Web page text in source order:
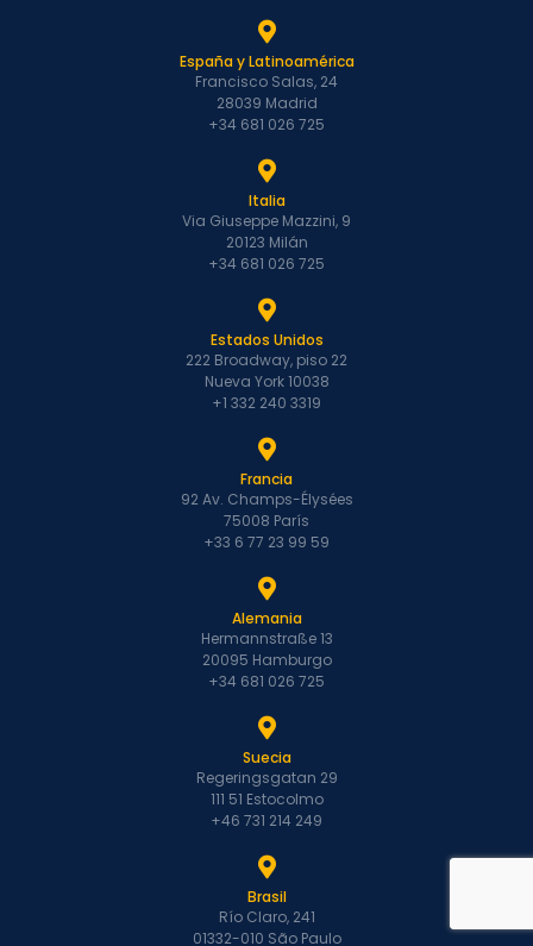
España y Latinoamérica
Francisco Salas, 24
28039 Madrid
+34 681 026 725
Italia
Via Giuseppe Mazzini, 9
20123 Milán
+34 681 026 725
Estados Unidos
222 Broadway, piso 22
Nueva York 10038
+1 332 240 3319
Francia
92 Av. Champs-Élysées
75008 París
+33 6 77 23 99 59
Alemania
Hermannstraße 13
20095 Hamburgo
+34 681 026 725
Suecia
Regeringsgatan 29
111 51 Estocolmo
+46 731 214 249
Brasil
Río Claro, 241
01332-010 São Paulo